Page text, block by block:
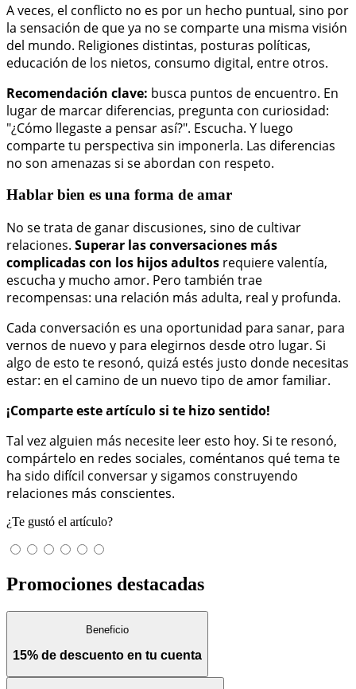
A veces, el conflicto no es por un hecho puntual, sino por
la sensación de que ya no se comparte una misma visión
del mundo. Religiones distintas, posturas políticas,
educación de los nietos, consumo digital, entre otros.
Recomendación clave: busca puntos de encuentro. En
lugar de marcar diferencias, pregunta con curiosidad:
"¿Cómo llegaste a pensar así?". Escucha. Y luego
comparte tu perspectiva sin imponerla. Las diferencias
no son amenazas si se abordan con respeto.
Hablar bien es una forma de amar
No se trata de ganar discusiones, sino de cultivar
relaciones. Superar las conversaciones más
complicadas con los hijos adultos requiere valentía,
escucha y mucho amor. Pero también trae
recompensas: una relación más adulta, real y profunda.
Cada conversación es una oportunidad para sanar, para
vernos de nuevo y para elegirnos desde otro lugar. Si
algo de esto te resonó, quizá estés justo donde necesitas
estar: en el camino de un nuevo tipo de amor familiar.
¡Comparte este artículo si te hizo sentido!
Tal vez alguien más necesite leer esto hoy. Si te resonó,
compártelo en redes sociales, coméntanos qué tema te
ha sido difícil conversar y sigamos construyendo
relaciones más conscientes.
¿Te gustó el artículo?
Promociones destacadas
Beneficio
15% de descuento en tu cuenta